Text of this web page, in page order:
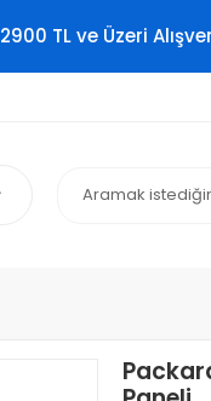
2900 TL ve Üzeri